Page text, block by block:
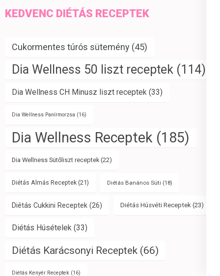
KEDVENC DIÉTÁS RECEPTEK
Cukormentes túrós sütemény (45)
Dia Wellness 50 liszt receptek (114)
Dia Wellness CH Minusz liszt receptek (33)
Dia Wellness Panírmorzsa (16)
Dia Wellness Receptek (185)
Dia Wellness Sütőliszt receptek (22)
Diétás Almás Receptek (21) Diétás Banános Süti (18)
Diétás Cukkini Receptek (26) Diétás Húsvéti Receptek (23)
Diétás Húsételek (33)
Diétás Karácsonyi Receptek (66)
Diétás Kenyér Receptek (16)